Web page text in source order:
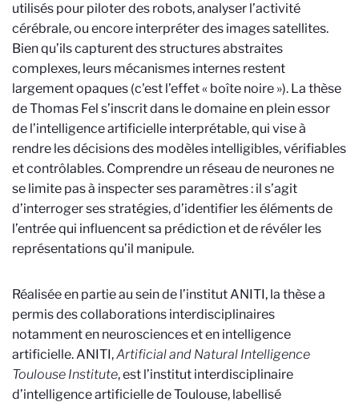
utilisés pour piloter des robots, analyser l’activité
cérébrale, ou encore interpréter des images satellites.
Bien qu’ils capturent des structures abstraites
complexes, leurs mécanismes internes restent
largement opaques (c'est l’effet « boîte noire »). La thèse
de Thomas Fel s’inscrit dans le domaine en plein essor
de l’intelligence artificielle interprétable, qui vise à
rendre les décisions des modèles intelligibles, vérifiables
et contrôlables. Comprendre un réseau de neurones ne
se limite pas à inspecter ses paramètres : il s’agit
d’interroger ses stratégies, d’identifier les éléments de
l’entrée qui influencent sa prédiction et de révéler les
représentations qu’il manipule.
Réalisée en partie au sein de l’institut ANITI, la thèse a
permis des collaborations interdisciplinaires
notamment en neurosciences et en intelligence
artificielle. ANITI,Artificial and Natural Intelligence
Toulouse Institute, est l’institut interdisciplinaire
d’intelligence artificielle de Toulouse, labellisé